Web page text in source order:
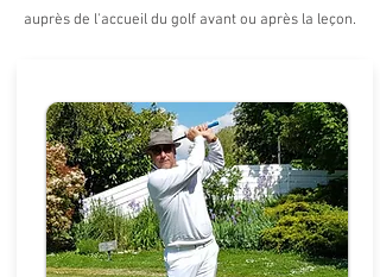
auprès de l'accueil du golf avant ou après la leçon.